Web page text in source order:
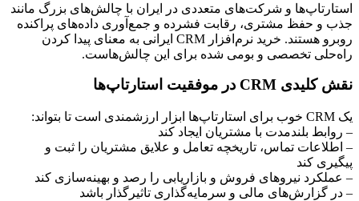
استارتاپ‌ها و شرکت‌های متعددی در ایران با چالش‌های بزرگ مانند
جذب و حفظ مشتری، رقابت فشرده و جمع‌آوری داده‌های پراکنده
روبرو هستند. خرید نرم‌افزار CRM ایرانی به معنای پیدا کردن
راه‌حلی تخصصی و بومی شده برای این چالش‌هاست.
نقش کلیدی CRM در موفقیت استارتاپ‌ها
یک CRM خوب برای استارتاپ‌ها ابزار ارزشمندی است تا بتواند:
– روابط بلندمدت با مشتریان ایجاد کند
– اطلاعات تماس، تاریخچه تعامل و علایق مشتریان را ثبت و
پیگیری کند
– عملکرد نیروهای فروش و بازاریابی را رصد و بهینه‌سازی کند
– در گزارش‌های مالی و سرمایه‌گذاری تاثیرگذار باشد